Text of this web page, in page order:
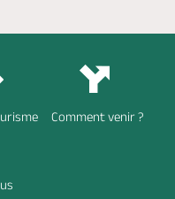
Comment venir ?